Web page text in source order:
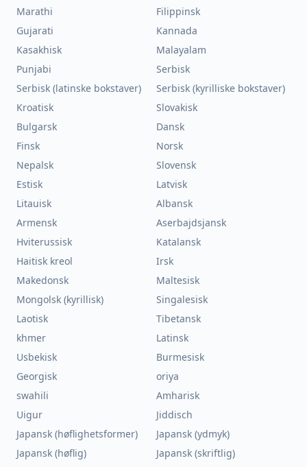
Marathi
Filippinsk
Gujarati
Kannada
Kasakhisk
Malayalam
Punjabi
Serbisk
Serbisk (latinske bokstaver)
Serbisk (kyrilliske bokstaver)
Kroatisk
Slovakisk
Bulgarsk
Dansk
Finsk
Norsk
Nepalsk
Slovensk
Estisk
Latvisk
Litauisk
Albansk
Armensk
Aserbajdsjansk
Hviterussisk
Katalansk
Haitisk kreol
Irsk
Makedonsk
Maltesisk
Mongolsk (kyrillisk)
Singalesisk
Laotisk
Tibetansk
khmer
Latinsk
Usbekisk
Burmesisk
Georgisk
oriya
swahili
Amharisk
Uigur
Jiddisch
Japansk (høflighetsformer)
Japansk (ydmyk)
Japansk (høflig)
Japansk (skriftlig)